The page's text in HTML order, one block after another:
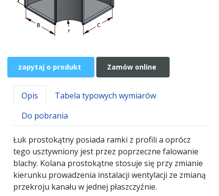
zapytaj o produkt Zamów online
Opis
Tabela typowych wymiarów
Do pobrania
Łuk prostokątny posiada ramki z profili a oprócz
tego usztywniony jest przez poprzeczne falowanie
blachy. Kolana prostokątne stosuje się przy zmianie
kierunku prowadzenia instalacji wentylacji ze zmianą
przekroju kanału w jednej płaszczyźnie.